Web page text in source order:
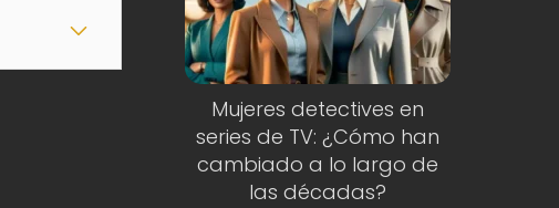
Mujeres detectives en
series de TV: ¿Cómo han
cambiado a lo largo de
las décadas?